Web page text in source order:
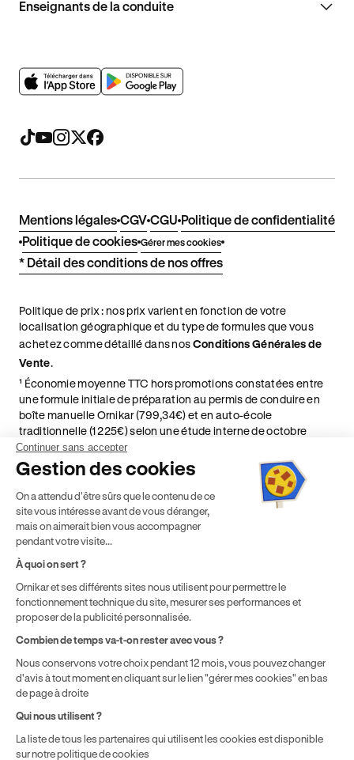
Enseignants de la conduite
Mentions légales CGV CGU Politique de confidentialité
Politique de cookies Gérer mes cookies
* Détail des conditions de nos offres
Politique de prix : nos prix varient en fonction de votre
localisation géographique et du type de formules que vous
achetez comme détaillé dans nosConditions Générales de
Vente.
¹ Économie moyenne TTC hors promotions constatées entre
une formule initiale de préparation au permis de conduire en
boîte manuelle Ornikar (799,34€) et en auto-école
traditionnelle (1 225€) selon une étude interne de octobre
2024. Étude menée sur le marché des auto-écoles situées en
France métropolitaine & en outre-mer.
² Le prix de référence auquel est appliqué cette réduction
dépend de la zone géographique dans laquelle vous souhaitez
effectuer vos heures de conduite conformément à l'Article 6
de nos Conditions Générales de Vente
⁵ Montant du financement CPF variable selon les droits acquis
par chaque bénéficiaire. Exemple donné pour un titulaire
solde disponible sur le Compte Personnel de Formation et du
prix de la formation choisie.
Continuer sans accepter
Gestion des cookies
On a attendu d'être sûrs que le contenu de ce
site vous intéresse avant de vous déranger,
mais on aimerait bien vous accompagner
pendant votre visite...
À quoi on sert ?
Ornikar et ses différents sites nous utilisent pour permettre le
fonctionnement technique du site, mesurer ses performances et
proposer de la publicité personnalisée.
Combien de temps va-t-on rester avec vous ?
Nous conservons votre choix pendant 12 mois, vous pouvez changer
d'avis à tout moment en cliquant sur le lien "gérer mes cookies" en bas
de page à droite
Qui nous utilisent ?
La liste de tous les partenaires qui utilisent les cookies est disponible
sur notre politique de cookies